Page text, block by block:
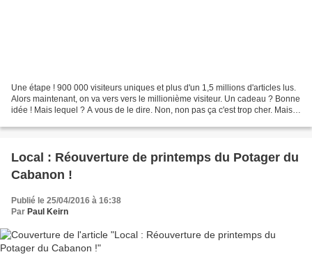
Une étape ! 900 000 visiteurs uniques et plus d'un 1,5 millions d'articles lus.
Alors maintenant, on va vers vers le millionième visiteur. Un cadeau ? Bonne
idée ! Mais lequel ? A vous de le dire. Non, non pas ça c'est trop cher. Mais
Local : Réouverture de printemps du Potager du
Cabanon !
Publié le 25/04/2016 à 16:38
Par Paul Keirn